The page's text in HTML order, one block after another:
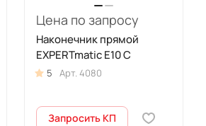
Цена по запросу
Наконечник прямой
EXPERTmatic E10 C
5 Арт.4080
Запросить КП